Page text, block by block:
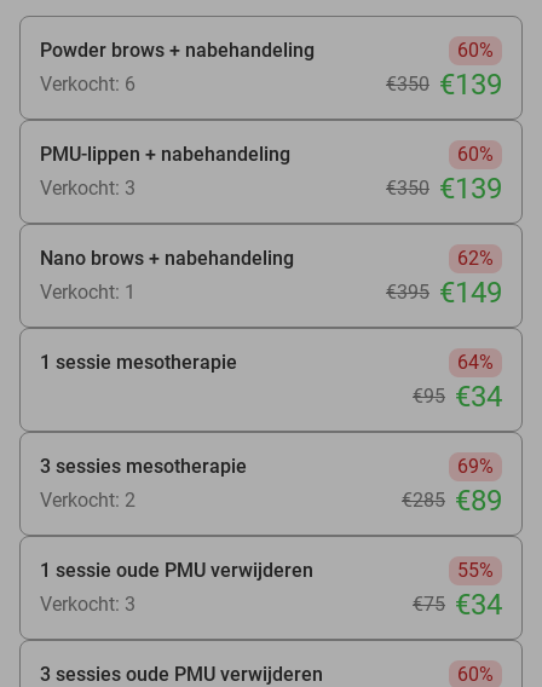
Powder brows + nabehandeling
60%
Verkocht: 6
€350 €139
PMU-lippen + nabehandeling
60%
Verkocht: 3
€350 €139
Nano brows + nabehandeling
62%
Verkocht: 1
€395 €149
1 sessie mesotherapie
64%
€95 €34
3 sessies mesotherapie
69%
Verkocht: 2
€285 €89
1 sessie oude PMU verwijderen
55%
Verkocht: 3
€75 €34
3 sessies oude PMU verwijderen
60%